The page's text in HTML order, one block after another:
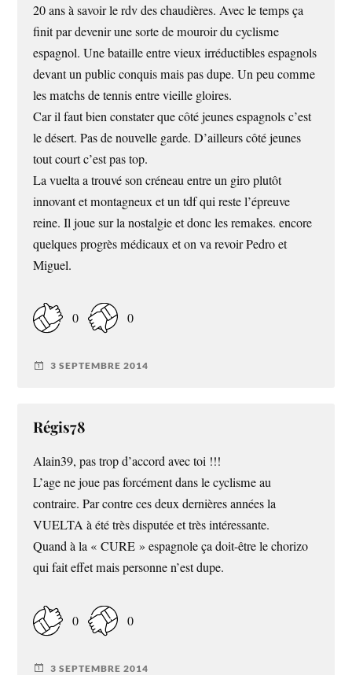
20 ans à savoir le rdv des chaudières. Avec le temps ça
finit par devenir une sorte de mouroir du cyclisme
espagnol. Une bataille entre vieux irréductibles espagnols
devant un public conquis mais pas dupe. Un peu comme
les matchs de tennis entre vieille gloires.
Car il faut bien constater que côté jeunes espagnols c’est
le désert. Pas de nouvelle garde. D’ailleurs côté jeunes
tout court c’est pas top.
La vuelta a trouvé son créneau entre un giro plutôt
innovant et montagneux et un tdf qui reste l’épreuve
reine. Il joue sur la nostalgie et donc les remakes. encore
quelques progrès médicaux et on va revoir Pedro et
Miguel.
0 0
3 SEPTEMBRE 2014
Régis78
Alain39, pas trop d’accord avec toi !!!
L’age ne joue pas forcément dans le cyclisme au
contraire. Par contre ces deux dernières années la
VUELTA à été très disputée et très intéressante.
Quand à la « CURE » espagnole ça doit-être le chorizo
qui fait effet mais personne n’est dupe.
0 0
3 SEPTEMBRE 2014